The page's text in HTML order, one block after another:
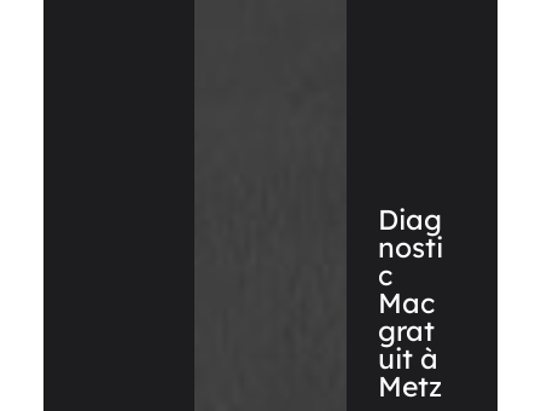
Diag
nosti
c
Mac
grat
uit à
Metz